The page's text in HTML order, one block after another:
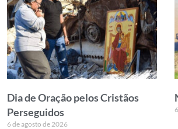
Dia de Oração pelos Cristãos
Perseguidos
6 de agosto de 2026